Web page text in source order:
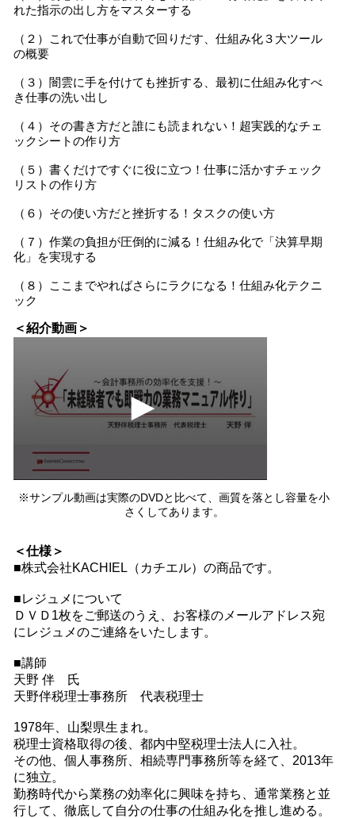
れた指示の出し方をマスターする
（２）これで仕事が自動で回りだす、仕組み化３大ツール
の概要
（３）闇雲に手を付けても挫折する、最初に仕組み化すべ
き仕事の洗い出し
（４）その書き方だと誰にも読まれない！超実践的なチェ
ックシートの作り方
（５）書くだけですぐに役に立つ！仕事に活かすチェック
リストの作り方
（６）その使い方だと挫折する！タスクの使い方
（７）作業の負担が圧倒的に減る！仕組み化で「決算早期
化」を実現する
（８）ここまでやればさらにラクになる！仕組み化テクニ
ック
＜紹介動画＞
seconds
※サンプル動画は実際のDVDと比べて、画質を落とし容量を小
さくしてあります。
＜仕様＞
■株式会社KACHIEL（カチエル）の商品です。
■レジュメについて
ＤＶＤ1枚をご郵送のうえ、お客様のメールアドレス宛
にレジュメのご連絡をいたします。
■講師
天野 伴 氏
天野伴税理士事務所 代表税理士
1978年、山梨県生まれ。
税理士資格取得の後、都内中堅税理士法人に入社。
その他、個人事務所、相続専門事務所等を経て、2013年
に独立。
勤務時代から業務の効率化に興味を持ち、通常業務と並
行して、徹底して自分の仕事の仕組み化を推し進める。